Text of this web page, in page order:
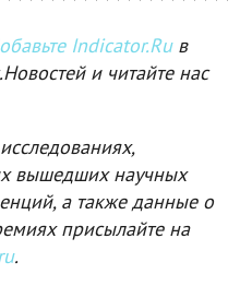
Indicator.Ruв
и читайте нас
вышедших научных
а также данные о
присылайте на
.